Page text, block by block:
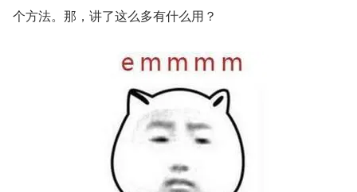
个方法。那，讲了这么多有什么用？